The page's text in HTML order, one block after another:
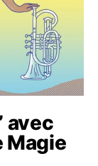
avec
Magie